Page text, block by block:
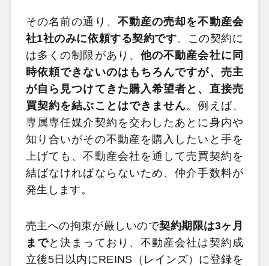
その名前の通り、 不動産の売却を不動産会
社1社のみに依頼する契約です。この契約に
は多くの制限があり、 他の不動産会社に同
時依頼できないのはもちろんですが、売主
が自ら見つけてきた購入希望者と、直接売
買契約を結ぶことはできません。例えば、
専属専任媒介契約を交わしたあとに身内や
知り合いがその不動産を購入したいと手を
上げても、不動産会社を通して売買契約を
結ばなければならないため、仲介手数料が
発生します。
売主への拘束が厳しいので契約期限は3ヶ月
までと決まっており、不動産会社は契約成
立後5日以内にREINS（レインズ）に登録を